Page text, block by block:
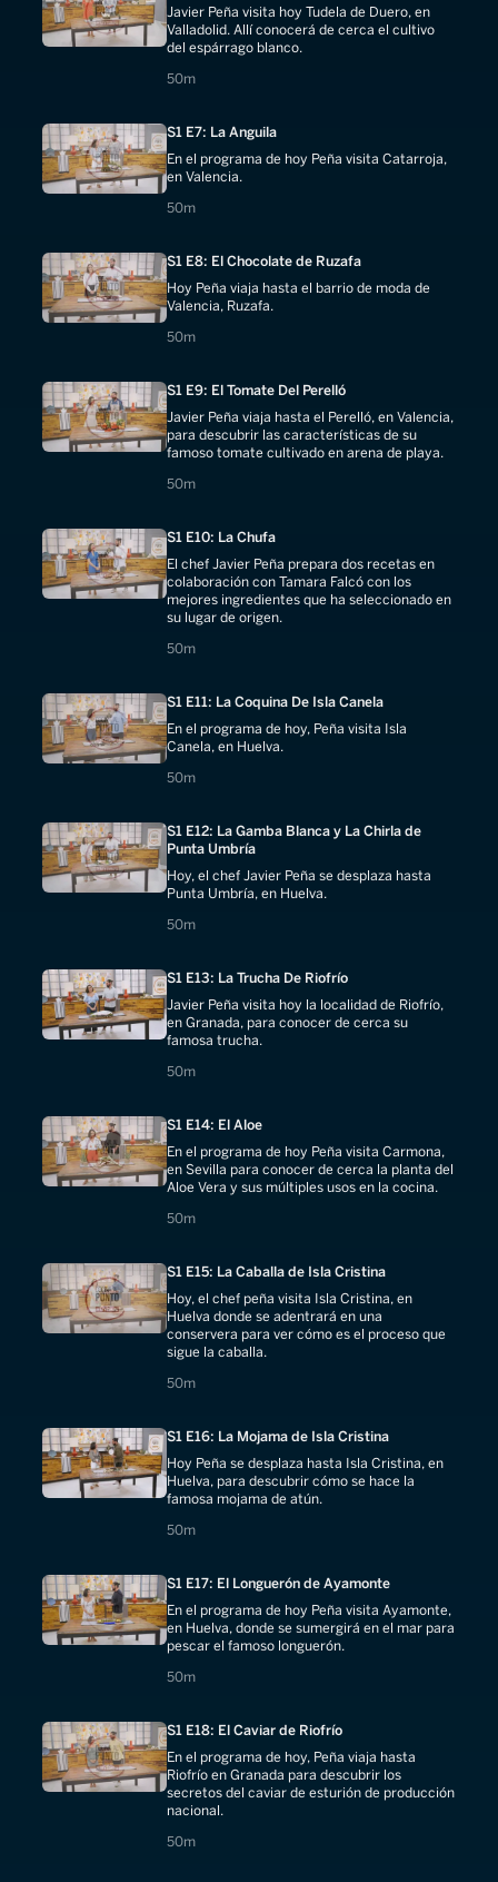
Javier Peña visita hoy Tudela de Duero, en
Valladolid. Allí conocerá de cerca el cultivo
del espárrago blanco.
50m
50 minutes
S1 E7: La Anguila
En el programa de hoy Peña visita Catarroja,
en Valencia.
50m
50 minutes
S1 E8: El Chocolate de Ruzafa
Hoy Peña viaja hasta el barrio de moda de
Valencia, Ruzafa.
50m
50 minutes
S1 E9: El Tomate Del Perelló
Javier Peña viaja hasta el Perelló, en Valencia,
para descubrir las características de su
famoso tomate cultivado en arena de playa.
50m
50 minutes
S1 E10: La Chufa
El chef Javier Peña prepara dos recetas en
colaboración con Tamara Falcó con los
mejores ingredientes que ha seleccionado en
su lugar de origen.
50m
50 minutes
S1 E11: La Coquina De Isla Canela
En el programa de hoy, Peña visita Isla
Canela, en Huelva.
50m
50 minutes
S1 E12: La Gamba Blanca y La Chirla de
Punta Umbría
Hoy, el chef Javier Peña se desplaza hasta
Punta Umbría, en Huelva.
50m
50 minutes
S1 E13: La Trucha De Riofrío
Javier Peña visita hoy la localidad de Riofrío,
en Granada, para conocer de cerca su
famosa trucha.
50m
50 minutes
S1 E14: El Aloe
En el programa de hoy Peña visita Carmona,
en Sevilla para conocer de cerca la planta del
Aloe Vera y sus múltiples usos en la cocina.
50m
50 minutes
S1 E15: La Caballa de Isla Cristina
Hoy, el chef peña visita Isla Cristina, en
Huelva donde se adentrará en una
conservera para ver cómo es el proceso que
sigue la caballa.
50m
50 minutes
S1 E16: La Mojama de Isla Cristina
Hoy Peña se desplaza hasta Isla Cristina, en
Huelva, para descubrir cómo se hace la
famosa mojama de atún.
50m
50 minutes
S1 E17: El Longuerón de Ayamonte
En el programa de hoy Peña visita Ayamonte,
en Huelva, donde se sumergirá en el mar para
pescar el famoso longuerón.
50m
50 minutes
S1 E18: El Caviar de Riofrío
En el programa de hoy, Peña viaja hasta
Riofrío en Granada para descubrir los
secretos del caviar de esturión de producción
nacional.
50m
50 minutes